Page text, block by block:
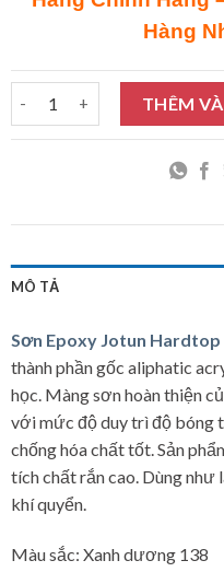
Hàng
Sơn Epoxy Jotun Hardtop
THÊM
MÔ TẢ
Sơn Epoxy Jotun
thành phần gốc aliphatic
học. Màng sơn hoàn thiện
với mức độ duy trì độ bóng
chống hóa chất tốt. Sản
tích chất rắn cao. Dùng
khí quyển.
Màu sắc: Xanh dương 138